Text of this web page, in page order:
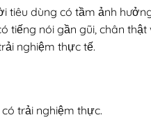
tiêu dùng có tầm ảnh
tiếng nói gần gũi, chân
nghiệm thực tế.
trải nghiệm thực.